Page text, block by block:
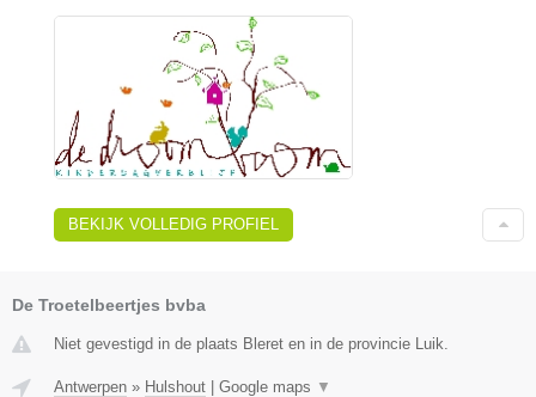
BEKIJK VOLLEDIG PROFIEL
De Troetelbeertjes bvba
Niet gevestigd in de plaats Bleret en in de provincie Luik.
Antwerpen » Hulshout Google maps ▼